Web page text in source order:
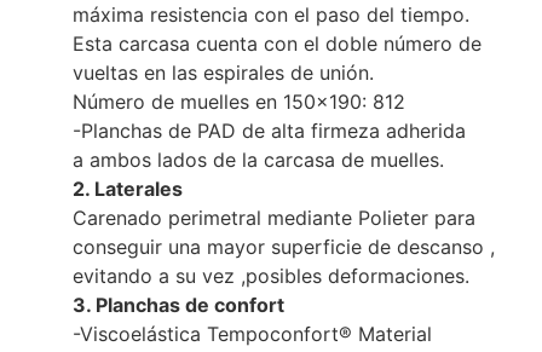
máxima resistencia con el paso del tiempo.
Esta carcasa cuenta con el doble número de
vueltas en las espirales de unión.
Número de muelles en 150×190: 812
-Planchas de PAD de alta firmeza adherida
a ambos lados de la carcasa de muelles.
2. Laterales
Carenado perimetral mediante Polieter para
conseguir una mayor superficie de descanso ,
evitando a su vez ,posibles deformaciones.
3. Planchas de confort
-Viscoelástica Tempoconfort® Material